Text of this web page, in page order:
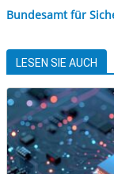
Bundesamt für
LESEN SIE AUCH